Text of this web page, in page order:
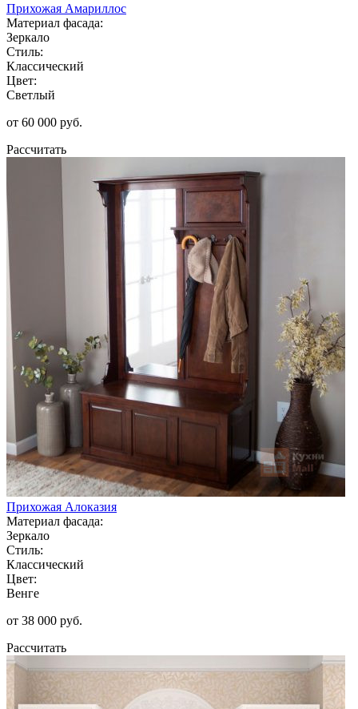
Прихожая Амариллос
Материал фасада:
Зеркало
Стиль:
Классический
Цвет:
Светлый
от 60 000 руб.
Рассчитать
Прихожая Алоказия
Материал фасада:
Зеркало
Стиль:
Классический
Цвет:
Венге
от 38 000 руб.
Рассчитать